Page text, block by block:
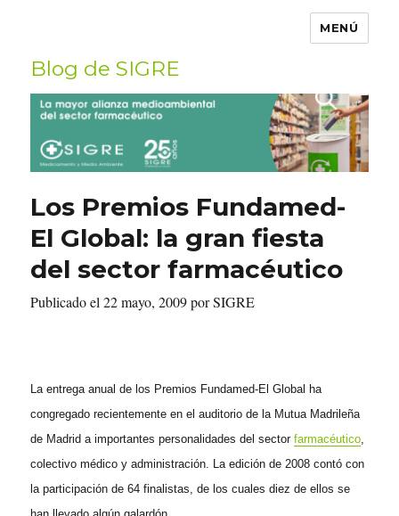
MENÚ
Blog de SIGRE
Buscar
por:
Los Premios Fundamed-
El Global: la gran fiesta
del sector farmacéutico
Publicado el 22 mayo, 2009 por SIGRE
La entrega anual de los Premios Fundamed-El Global ha
congregado recientemente en el auditorio de la Mutua Madrileña
de Madrid a importantes personalidades del sectorfarmacéutico,
colectivo médico y administración. La edición de 2008 contó con
la participación de 64 finalistas, de los cuales diez de ellos se